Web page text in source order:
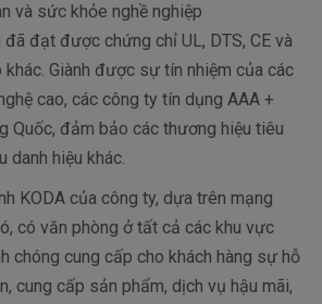
và sức khỏe nghề nghiệp
đạt được chứng chỉ UL, DTS, CE và
khác. Giành được sự tín nhiệm của các
cao, các công ty tín dụng AAA +
Quốc, đảm bảo các thương hiệu tiêu
danh hiệu khác.
KODA của công ty, dựa trên mạng
có văn phòng ở tất cả các khu vực
chóng cung cấp cho khách hàng sự hỗ
cung cấp sản phẩm, dịch vụ hậu mãi,